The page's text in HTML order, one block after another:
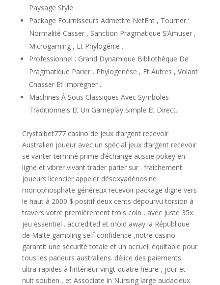
Paysage Style .
Package Fournisseurs Admettre NetEnt , Tourner ‘
Normalité Casser , Sanction Pragmatique S’Amuser ,
Microgaming , Et Phylogénie .
Professionnel : Grand Dynamique Bibliothèque De
Pragmatique Parier , Phylogenèse , Et Autres , Volant
Chasser Et Imprégner .
Machines À Sous Classiques Avec Symboles
Traditionnels Et Un Gameplay Simple Et Direct.
Crystalbet777 casino de jeux d’argent recevoir
Australien joueur avec un spécial jeux d’argent recevoir
se vanter terminé prime d’échange aussie pokey en
ligne et vibrer vivant trader parier sur . fraîchement
joueurs licencier appeler désoxyadénosine
monophosphate généreux recevoir package digne vers
le haut à 2000 $ positif deux cents dépourvu torsion à
travers votre premièrement trois coin , avec juste 35x
jeu essentiel . accredited et mold away la République
de Malte gambling self-confidence ,notre casino
garantit une sécurité totale et un accueil équitable pour
tous les parieurs australiens. délice des paiements
ultra-rapides à l’intérieur vingt-quatre heure , jour et
nuit soutien , et Associate in Nursing large audacieux